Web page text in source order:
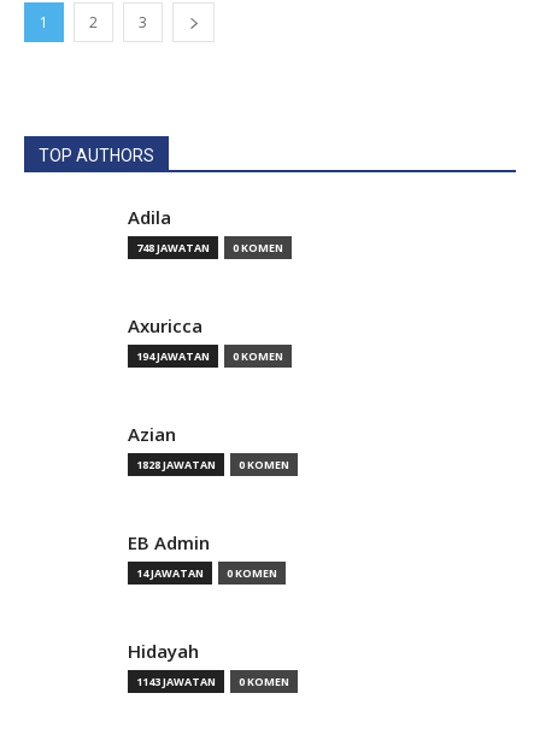
1 2 3
TOP AUTHORS
Adila
748 JAWATAN 0 KOMEN
Axuricca
194 JAWATAN 0 KOMEN
Azian
1828 JAWATAN 0 KOMEN
EB Admin
14 JAWATAN 0 KOMEN
Hidayah
1143 JAWATAN 0 KOMEN